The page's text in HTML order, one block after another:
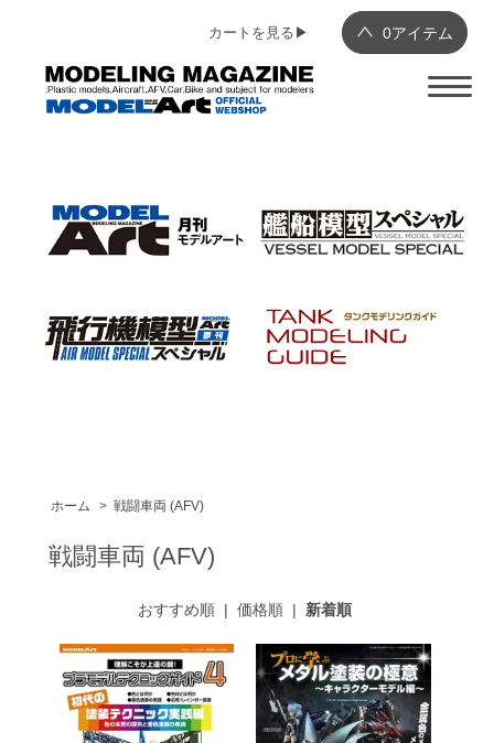
0アイテム
カートを見る▶︎
ホーム > 戦闘車両 (AFV)
戦闘車両 (AFV)
おすすめ順 |価格順 | 新着順